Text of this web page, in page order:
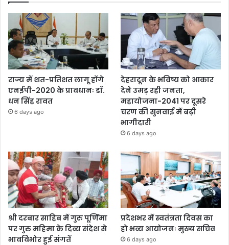
राज्य में शत-प्रतिशत लागू होंगे
एनईपी-2020 के प्रावधानः डाॅ.
धन सिंह रावत
6 days ago
देहरादून के भविष्य को आकार
देने उमड़ रही जनता,
महायोजना-2041 पर दूसरे
चरण की सुनवाई में बढ़ी
भागीदारी
6 days ago
श्री दरबार साहिब में गुरु पूर्णिमा
पर गुरु महिमा के दिव्य संदेश से
भावविभोर हुई संगतें
प्रदेशभर में स्वतंत्रता दिवस का
हो भव्य आयोजनः मुख्य सचिव
6 days ago